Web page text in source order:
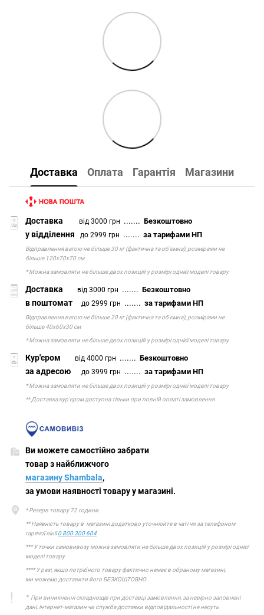
Доставка Оплата Гарантія Магазини
Доставка від 3000 грн .......Безкоштовно
у відділення до 2999 грн .......за тарифами НП
Відправлення вагою не більше 30 кг (фактична та об'ємна), розмірами не
більше 120х70х70 см
* Можна замовляти не більше двох позицій у розмірі однієї моделі товару
Доставка від 3000 грн .......Безкоштовно
в поштомат до 2999 грн .......за тарифами НП
Відправлення вагою не більше 20 кг (фактична та об'ємна), розмірами не
більше 40х60х30 см
* Можна замовляти не більше двох позицій у розмірі однієї моделі товару
Кур'єром від 4000 грн .......Безкоштовно
за адресою до 3999 грн .......за тарифами НП
* Можна замовляти не більше двох позицій у розмірі однієї моделі товару
** Доставка кур'єром доступна тільки при повній оплаті замовлення
Ви можете самостійно забрати
товар з найближчого
магазину Shambala,
за умови наявності товару у магазині.
* Резерв товару 72 години.
** Наявність товару в магазині додатково уточнюйте в чаті чи за телефоном
гарячої лінії0 800 300 604
*** У точки самовивозу можна замовляти не більше двох позицій у розмірі однієї
моделі товару
**** У разі, якщо потрібного товару фактично немає в обраному магазині,
ми можемо доставити його БЕЗКОШТОВНО.
*При виникненні складнощів при доставці замовлення, за невірно заповнені
дані, інтернет-магазин чи служба доставки відповідальності не несуть